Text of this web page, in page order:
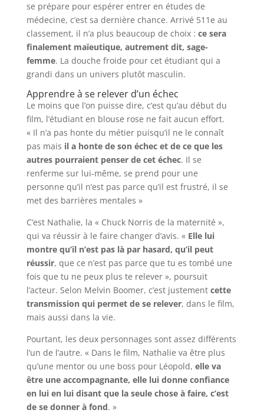
se prépare pour espérer entrer en études de
médecine, c’est sa dernière chance. Arrivé 511e au
classement, il n’a plus beaucoup de choix : ce sera
finalement maïeutique, autrement dit, sage-
femme. La douche froide pour cet étudiant qui a
grandi dans un univers plutôt masculin.
Apprendre à se relever d’un échec
Le moins que l’on puisse dire, c’est qu’au début du
film, l’étudiant en blouse rose ne fait aucun effort.
« Il n’a pas honte du métier puisqu’il ne le connaît
pas mais il a honte de son échec et de ce que les
autres pourraient penser de cet échec. Il se
renferme sur lui-même, se prend pour une
personne qu’il n’est pas parce qu’il est frustré, il se
met des barrières mentales »
C’est Nathalie, la « Chuck Norris de la maternité »,
qui va réussir à le faire changer d’avis. « Elle lui
montre qu’il n’est pas là par hasard, qu’il peut
réussir, que ce n’est pas parce que tu es tombé une
fois que tu ne peux plus te relever », poursuit
l’acteur. Selon Melvin Boomer, c’est justement cette
transmission qui permet de se relever, dans le film,
mais aussi dans la vie.
Pourtant, les deux personnages sont assez différents
l’un de l’autre. « Dans le film, Nathalie va être plus
qu’une mentor ou une boss pour Léopold, elle va
être une accompagnante, elle lui donne confiance
en lui en lui disant que la seule chose à faire, c’est
de se donner à fond. »